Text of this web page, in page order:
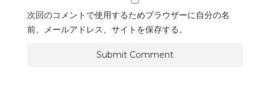
次回のコメントで使用するためブラウザーに自分の名
前、メールアドレス、サイトを保存する。